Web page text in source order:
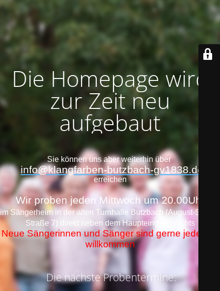
Die Homepage wird
zur Zeit neu
aufgebaut
Sie können uns aber weiterhin über
info@klangfarben-butzbach-gv1838.de
erreichen
Wir proben jeden Mittwoch um 20.00Uhr
im Sängerheim in der alten Turnhalle Butzbach (August-Storch-
Straße 7) direkt neben dem Haupteingang rechts
Neue Sängerinnen und Sänger sind gerne jederzeit
willkommen
Die nächste Probentermine: